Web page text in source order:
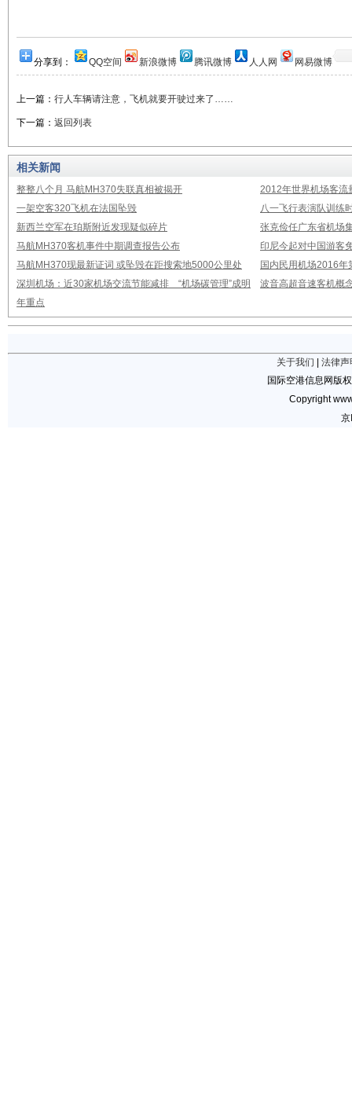
分享到： QQ空间 新浪微博 腾讯微博 人人网 网易微博
上一篇： 行人车辆请注意，飞机就要开驶过来了……
下一篇： 返回列表
相关新闻
整整八个月 马航MH370失联真相被揭开
2012年世界机场客流
一架空客320飞机在法国坠毁
八一飞行表演队训练
新西兰空军在珀斯附近发现疑似碎片
张克俭任广东省机场
马航MH370客机事件中期调查报告公布
印尼今起对中国游客
马航MH370现最新证词 或坠毁在距搜索地5000公里处
国内民用机场2016年
深圳机场：近30家机场交流节能减排 “机场碳管理”成明
年重点
波音高超音速客机概
关于我们
法律声
国际空港信息网版
Copyright